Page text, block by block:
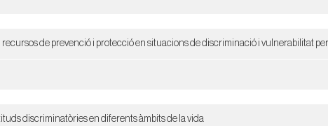
recursos de prevenció i protecció en situacions de discriminació i vulnerabilitat
discriminatòries en diferents àmbits de la vida